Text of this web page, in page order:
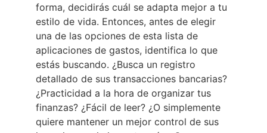
forma, decidirás cuál se adapta mejor a tu
estilo de vida. Entonces, antes de elegir
una de las opciones de esta lista de
aplicaciones de gastos, identifica lo que
estás buscando. ¿Busca un registro
detallado de sus transacciones bancarias?
¿Practicidad a la hora de organizar tus
finanzas? ¿Fácil de leer? ¿O simplemente
quiere mantener un mejor control de sus